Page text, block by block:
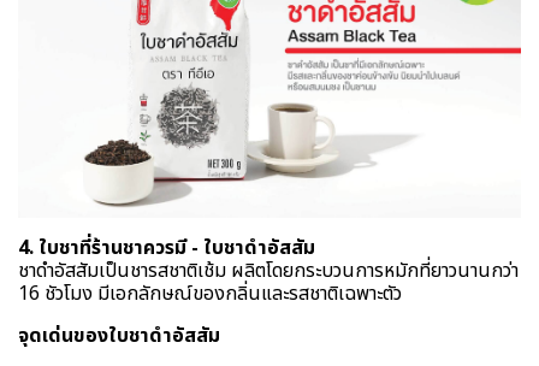
4. ใบชาที่ร้านชาควรมี - ใบชาดำอัสสัม
ชาดำอัสสัมเป็นชารสชาติเช้ม ผลิตโดยกระบวนการหมักที่ยาวนานกว่า
16 ชัวโมง มีเอกลักษณ์ของกลิ่นและรสชาติเฉพาะตัว
จุดเด่นของใบชาดำอัสสัม